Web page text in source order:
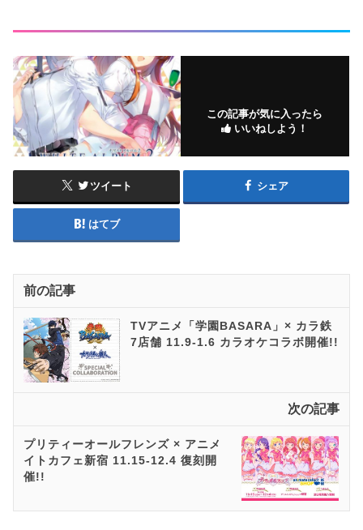
この記事が気に入ったら
いいねしよう！
ツイート シェア
はてブ
前の記事
TVアニメ「学園BASARA」× カラ鉄
7店舗 11.9-1.6 カラオケコラボ開催!!
次の記事
プリティーオールフレンズ × アニメ
イトカフェ新宿 11.15-12.4 復刻開
催!!